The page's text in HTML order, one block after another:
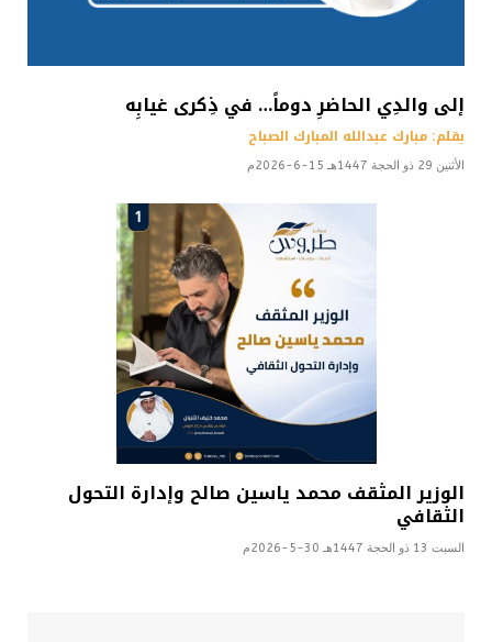
إلى والدِي الحاضرِ دوماً… في ذِكرى غيابِه
بقلم: مبارك عبدالله المبارك الصباح
الأثنين 29 ذو الحجة 1447هـ 15-6-2026م
الوزير المثقف محمد ياسين صالح وإدارة التحول
الثقافي
السبت 13 ذو الحجة 1447هـ 30-5-2026م